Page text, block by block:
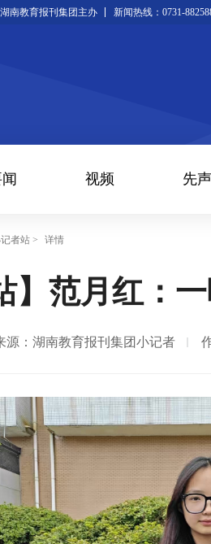
湖南教育报刊集团主办 新闻热线：0731-
视频 先声
者站 > 详情
】范月红：
源：湖南教育报刊集团小记者